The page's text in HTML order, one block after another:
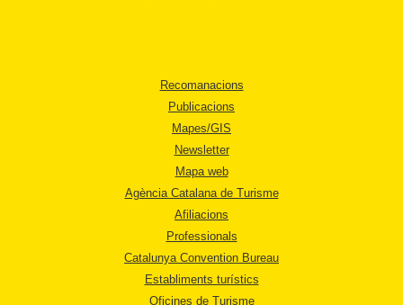
Recomanacions
Publicacions
Mapes/GIS
Newsletter
Mapa web
Agència Catalana de Turisme
Afiliacions
Professionals
Catalunya Convention Bureau
Establiments turístics
Oficines de Turisme